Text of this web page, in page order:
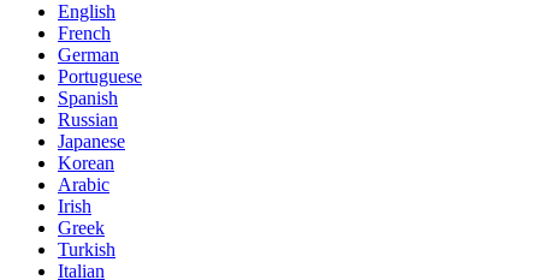
English
French
German
Portuguese
Spanish
Russian
Japanese
Korean
Arabic
Irish
Greek
Turkish
Italian